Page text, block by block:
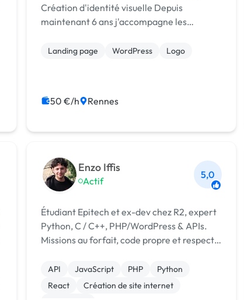
Création d'identité visuelle Depuis
maintenant 6 ans j'accompagne les
secteurs, dans leurs projets de
Landing page WordPress Logo
50 €/h Rennes
Enzo Iffis
Actif
5,0
Étudiant Epitech et ex-dev chez R2, expert
Python, C / C++, PHP/WordPress & APIs.
Missions au forfait, code propre et respect
API JavaScript PHP
Python
React
Création de site internet